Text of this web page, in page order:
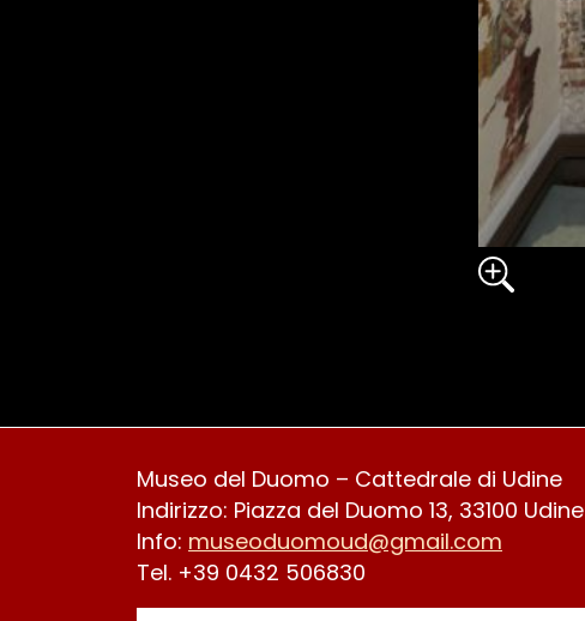
Museo del Duomo – Cattedrale di Udine
Indirizzo: Piazza del Duomo 13, 33100 Udine
Info: museoduomoud@gmail.com
Tel. +39 0432 506830